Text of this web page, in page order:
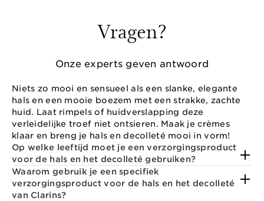
Vragen?
Onze experts geven antwoord
Niets zo mooi en sensueel als een slanke, elegante
hals en een mooie boezem met een strakke, zachte
huid. Laat rimpels of huidverslapping deze
verleidelijke troef niet ontsieren. Maak je crèmes
klaar en breng je hals en decolleté mooi in vorm!
Op welke leeftijd moet je een verzorgingsproduct
voor de hals en het decolleté gebruiken?
Waarom gebruik je een specifiek
verzorgingsproduct voor de hals en het decolleté
van Clarins?